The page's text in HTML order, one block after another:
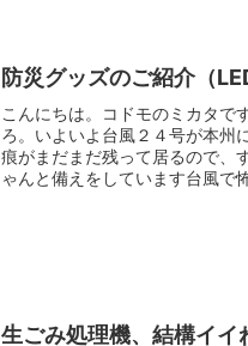
防災グッズのご紹介（
こんにちは。コドモのミカタで
ろ。いよいよ台風２４号が本州
痕がまだまだ残って居るので、
ゃんと備えをしています台風で
生ごみ処理機、結構イイ